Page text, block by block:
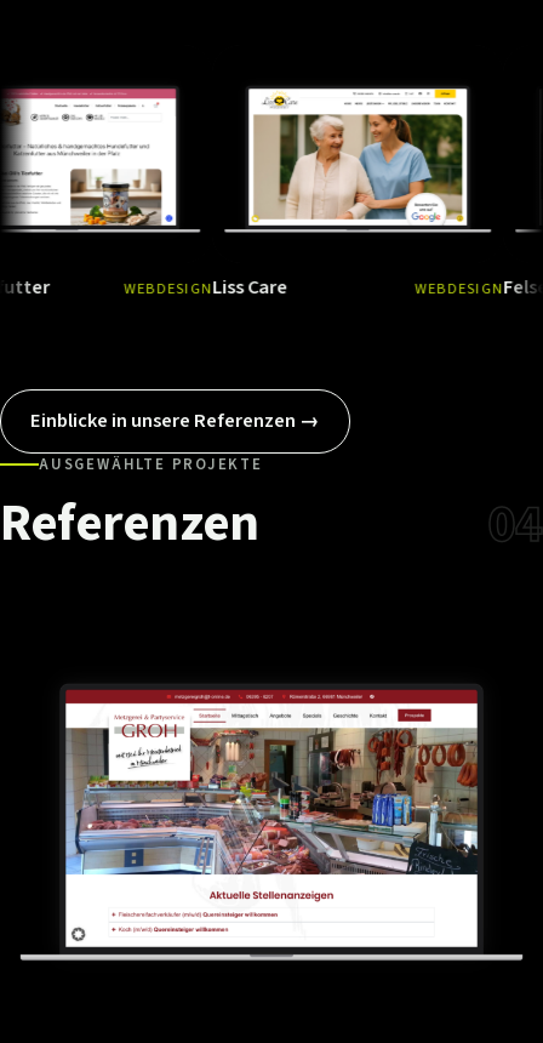
WEBDESIGN Ansehen→
Liss Care WEBDESIGN Ansehen
Einblicke in unsere Referenzen →
AUSGEWÄHLTE PROJEKTE
Referenzen 04